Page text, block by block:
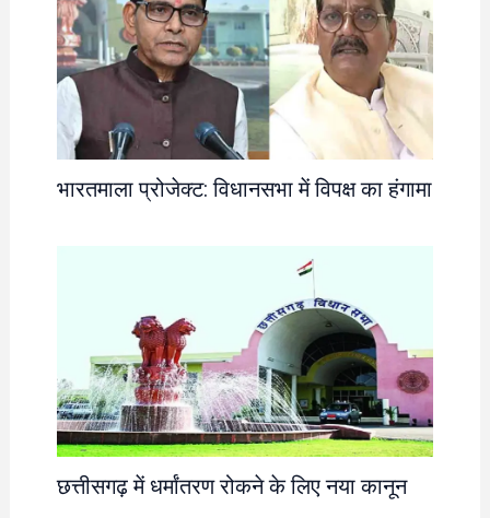
भारतमाला प्रोजेक्ट: विधानसभा में विपक्ष का हंगामा
छत्तीसगढ़ में धर्मांतरण रोकने के लिए नया कानून